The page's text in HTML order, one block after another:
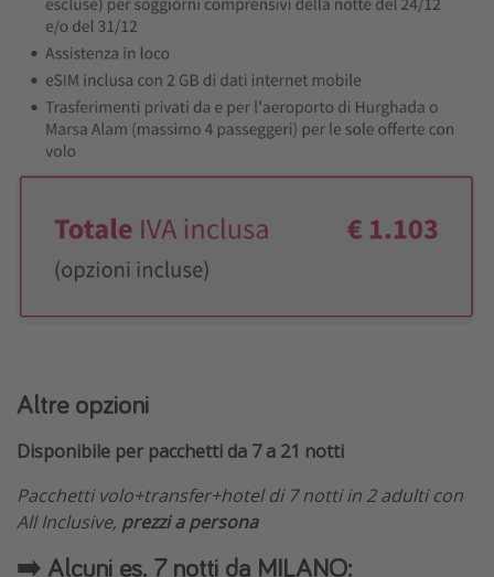
Altre opzioni
Disponibile per pacchetti da 7 a 21 notti
Pacchetti volo+transfer+hotel di 7 notti in 2 adulti con
All Inclusive, prezzi a persona
➡️ Alcuni es. 7 notti da MILANO: